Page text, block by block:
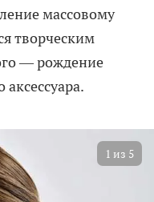
массовому
творческим
— рождение
1 из 5